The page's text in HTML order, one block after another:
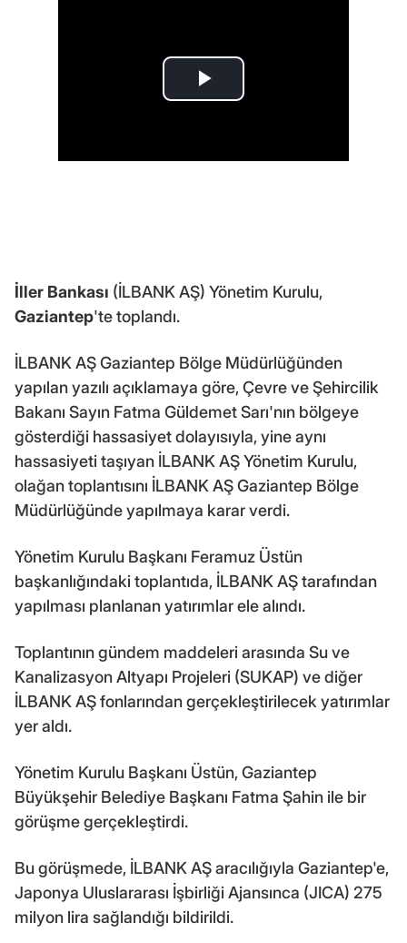
İller Bankası (İLBANK AŞ) Yönetim Kurulu,
Gaziantep'te toplandı.
İLBANK AŞ Gaziantep Bölge Müdürlüğünden
yapılan yazılı açıklamaya göre, Çevre ve Şehircilik
Bakanı Sayın Fatma Güldemet Sarı'nın bölgeye
gösterdiği hassasiyet dolayısıyla, yine aynı
hassasiyeti taşıyan İLBANK AŞ Yönetim Kurulu,
olağan toplantısını İLBANK AŞ Gaziantep Bölge
Müdürlüğünde yapılmaya karar verdi.
Yönetim Kurulu Başkanı Feramuz Üstün
başkanlığındaki toplantıda, İLBANK AŞ tarafından
yapılması planlanan yatırımlar ele alındı.
Toplantının gündem maddeleri arasında Su ve
Kanalizasyon Altyapı Projeleri (SUKAP) ve diğer
İLBANK AŞ fonlarından gerçekleştirilecek yatırımlar
yer aldı.
Yönetim Kurulu Başkanı Üstün, Gaziantep
Büyükşehir Belediye Başkanı Fatma Şahin ile bir
görüşme gerçekleştirdi.
Bu görüşmede, İLBANK AŞ aracılığıyla Gaziantep'e,
Japonya Uluslararası İşbirliği Ajansınca (JICA) 275
milyon lira sağlandığı bildirildi.